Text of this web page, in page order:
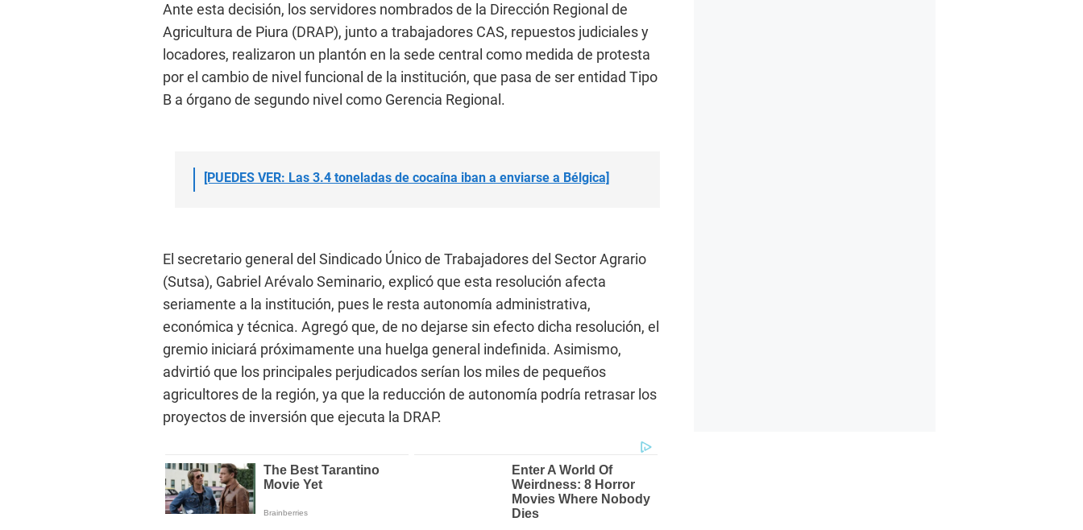
Ante esta decisión, los servidores nombrados de la Dirección Regional de
Agricultura de Piura (DRAP), junto a trabajadores CAS, repuestos judiciales y
locadores, realizaron un plantón en la sede central como medida de protesta
por el cambio de nivel funcional de la institución, que pasa de ser entidad Tipo
B a órgano de segundo nivel como Gerencia Regional.
[PUEDES VER: Las 3.4 toneladas de cocaína iban a enviarse a Bélgica]
El secretario general del Sindicado Único de Trabajadores del Sector Agrario
(Sutsa), Gabriel Arévalo Seminario, explicó que esta resolución afecta
seriamente a la institución, pues le resta autonomía administrativa,
económica y técnica. Agregó que, de no dejarse sin efecto dicha resolución, el
gremio iniciará próximamente una huelga general indefinida. Asimismo,
advirtió que los principales perjudicados serían los miles de pequeños
agricultores de la región, ya que la reducción de autonomía podría retrasar los
proyectos de inversión que ejecuta la DRAP.